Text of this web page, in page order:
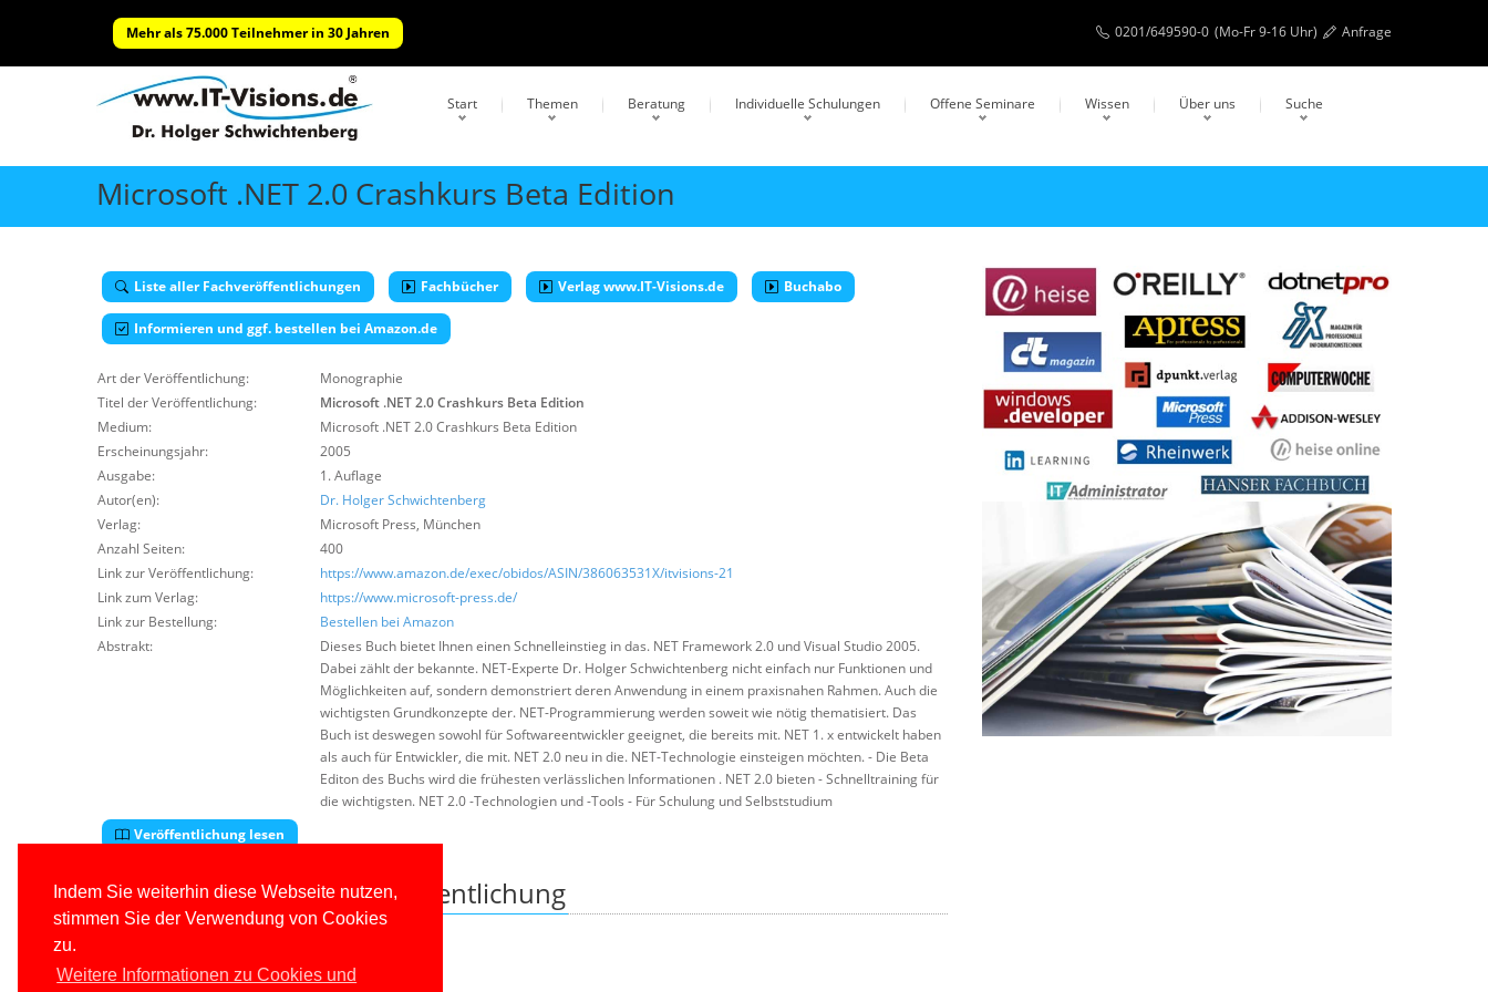
Indem Sie weiterhin diese Webseite nutzen,
stimmen Sie der Verwendung von Cookies
zu.
Weitere Informationen zu Cookies und
Mehr als 75.000 Teilnehmer in 30 Jahren 0201/649590-0 (Mo-Fr 9-16 Uhr) Anfrage
Start Themen Beratung Individuelle Schulungen Offene Seminare Wissen Über uns Suche
Microsoft .NET 2.0 Crashkurs Beta Edition
Liste aller Fachveröffentlichungen Fachbücher Verlag www.IT-Visions.de Buchabo
Informieren und ggf. bestellen bei Amazon.de
Art der Veröffentlichung:
Monographie
Titel der Veröffentlichung:
Microsoft .NET 2.0 Crashkurs Beta Edition
Medium:
Microsoft .NET 2.0 Crashkurs Beta Edition
Erscheinungsjahr:
2005
Ausgabe:
1. Auflage
Autor(en):
Dr. Holger Schwichtenberg
Verlag:
Microsoft Press, München
Anzahl Seiten:
400
Link zur Veröffentlichung:
https://www.amazon.de/exec/obidos/ASIN/386063531X/itvisions-21
Link zum Verlag:
https://www.microsoft-press.de/
Link zur Bestellung:
Bestellen bei Amazon
Abstrakt:
Dieses Buch bietet Ihnen einen Schnelleinstieg in das. NET Framework 2.0 und Visual Studio 2005.
Dabei zählt der bekannte. NET-Experte Dr. Holger Schwichtenberg nicht einfach nur Funktionen und
Möglichkeiten auf, sondern demonstriert deren Anwendung in einem praxisnahen Rahmen. Auch die
wichtigsten Grundkonzepte der. NET-Programmierung werden soweit wie nötig thematisiert. Das
Buch ist deswegen sowohl für Softwareentwickler geeignet, die bereits mit. NET 1. x entwickelt haben
als auch für Entwickler, die mit. NET 2.0 neu in die. NET-Technologie einsteigen möchten. - Die Beta
Editon des Buchs wird die frühesten verlässlichen Informationen . NET 2.0 bieten - Schnelltraining für
die wichtigsten. NET 2.0 -Technologien und -Tools - Für Schulung und Selbststudium
Veröffentlichung lesen
Downloads zu dieser Veröffentlichung